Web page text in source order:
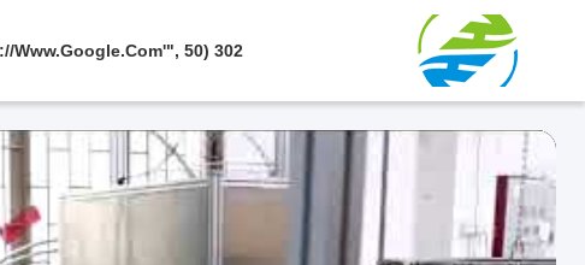
302 SetTimeout("javascript:location.href='https://www.google.com'", 50);